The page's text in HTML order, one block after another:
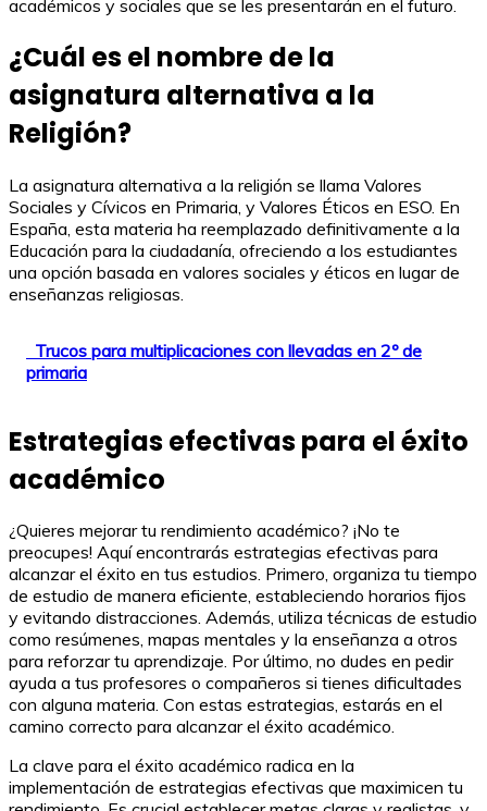
académicos y sociales que se les presentarán en el futuro.
¿Cuál es el nombre de la
asignatura alternativa a la
Religión?
La asignatura alternativa a la religión se llama Valores
Sociales y Cívicos en Primaria, y Valores Éticos en ESO. En
España, esta materia ha reemplazado definitivamente a la
Educación para la ciudadanía, ofreciendo a los estudiantes
una opción basada en valores sociales y éticos en lugar de
enseñanzas religiosas.
Trucos para multiplicaciones con llevadas en 2º de
primaria
Estrategias efectivas para el éxito
académico
¿Quieres mejorar tu rendimiento académico? ¡No te
preocupes! Aquí encontrarás estrategias efectivas para
alcanzar el éxito en tus estudios. Primero, organiza tu tiempo
de estudio de manera eficiente, estableciendo horarios fijos
y evitando distracciones. Además, utiliza técnicas de estudio
como resúmenes, mapas mentales y la enseñanza a otros
para reforzar tu aprendizaje. Por último, no dudes en pedir
ayuda a tus profesores o compañeros si tienes dificultades
con alguna materia. Con estas estrategias, estarás en el
camino correcto para alcanzar el éxito académico.
La clave para el éxito académico radica en la
implementación de estrategias efectivas que maximicen tu